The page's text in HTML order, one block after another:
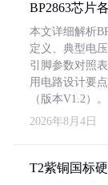
BP2863芯片
本文详细解析
定义、典型电
引脚参数对照
用电路设计要
（版本V1.2）。
2026年8月4日
T2紫铜国标